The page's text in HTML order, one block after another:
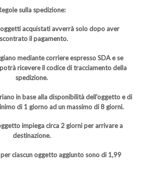
sulla spedizione:
acquistati avverrà solo dopo aver
il pagamento.
mediante corriere espresso SDA e se
ricevere il codice di tracciamento della
spedizione.
in base alla disponibilità dell’oggetto e di
di 1 giorno ad un massimo di 8 giorni.
impiega circa 2 giorni per arrivare a
destinazione.
ciascun oggetto aggiunto sono di 1,99